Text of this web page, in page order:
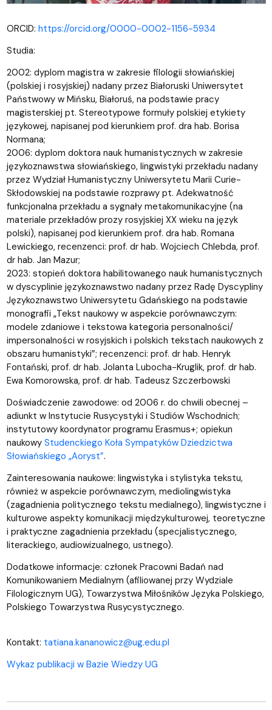
ORCID: https://orcid.org/0000-0002-1156-5934
Studia:
2002: dyplom magistra w zakresie filologii słowiańskiej
(polskiej i rosyjskiej) nadany przez Białoruski Uniwersytet
Państwowy w Mińsku, Białoruś, na podstawie pracy
magisterskiej pt. Stereotypowe formuły polskiej etykiety
językowej, napisanej pod kierunkiem prof. dra hab. Borisa
Normana;
2006: dyplom doktora nauk humanistycznych w zakresie
językoznawstwa słowiańskiego, lingwistyki przekładu nadany
przez Wydział Humanistyczny Uniwersytetu Marii Curie-
Skłodowskiej na podstawie rozprawy pt. Adekwatność
funkcjonalna przekładu a sygnały metakomunikacyjne (na
materiale przekładów prozy rosyjskiej XX wieku na język
polski), napisanej pod kierunkiem prof. dra hab. Romana
Lewickiego, recenzenci: prof. dr hab. Wojciech Chlebda, prof.
dr hab. Jan Mazur;
2023: stopień doktora habilitowanego nauk humanistycznych
w dyscyplinie językoznawstwo nadany przez Radę Dyscypliny
Językoznawstwo Uniwersytetu Gdańskiego na podstawie
monografii „Tekst naukowy w aspekcie porównawczym:
modele zdaniowe i tekstowa kategoria personalności/
impersonalności w rosyjskich i polskich tekstach naukowych z
obszaru humanistyki”; recenzenci: prof. dr hab. Henryk
Fontański, prof. dr hab. Jolanta Lubocha-Kruglik, prof. dr hab.
Ewa Komorowska, prof. dr hab. Tadeusz Szczerbowski
Doświadczenie zawodowe: od 2006 r. do chwili obecnej –
adiunkt w Instytucie Rusycystyki i Studiów Wschodnich;
instytutowy koordynator programu Erasmus+; opiekun
naukowy Studenckiego Koła Sympatyków Dziedzictwa
Słowiańskiego „Aoryst”.
Zainteresowania naukowe: lingwistyka i stylistyka tekstu,
również w aspekcie porównawczym, mediolingwistyka
(zagadnienia politycznego tekstu medialnego), lingwistyczne i
kulturowe aspekty komunikacji międzykulturowej, teoretyczne
i praktyczne zagadnienia przekładu (specjalistycznego,
literackiego, audiowizualnego, ustnego).
Dodatkowe informacje: członek Pracowni Badań nad
Komunikowaniem Medialnym (afiliowanej przy Wydziale
Filologicznym UG), Towarzystwa Miłośników Języka Polskiego,
Polskiego Towarzystwa Rusycystycznego.
Kontakt: tatiana.kananowicz@ug.edu.pl
Wykaz publikacji w Bazie Wiedzy UG